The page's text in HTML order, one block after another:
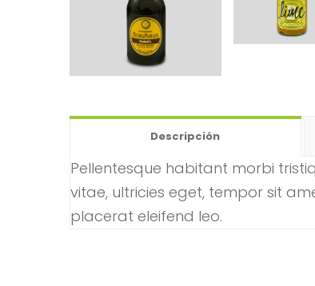
Descripción
Pellentesque habitant morbi
vitae, ultricies eget, tempor sit
placerat eleifend leo.